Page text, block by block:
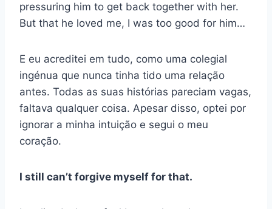
pressuring him to get back together with her.
But that he loved me, I was too good for him…
E eu acreditei em tudo, como uma colegial
ingénua que nunca tinha tido uma relação
antes. Todas as suas histórias pareciam vagas,
faltava qualquer coisa. Apesar disso, optei por
ignorar a minha intuição e segui o meu
coração.
I still can’t forgive myself for that.